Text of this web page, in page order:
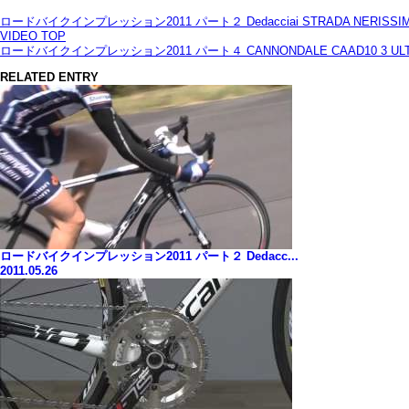
ロードバイクインプレッション2011 パート２ Dedacciai STRADA
VIDEO TOP
ロードバイクインプレッション2011 パート４ CANNONDALE CAAD10 3
RELATED ENTRY
ロードバイクインプレッション2011 パート２ Dedacc...
2011.05.26